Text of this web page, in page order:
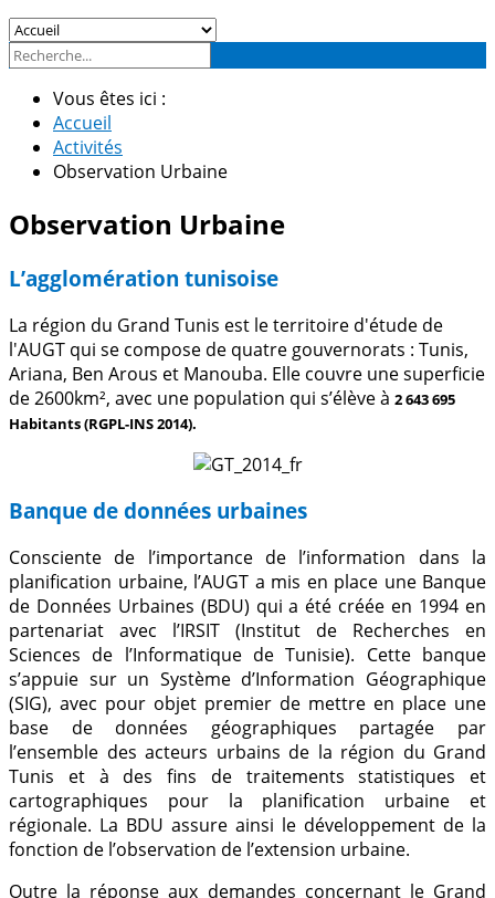
Vous êtes ici :
Accueil
Activités
Observation Urbaine
Observation Urbaine
L’agglomération tunisoise
La région du Grand Tunis est le territoire d'étude de
l'AUGT qui se compose de quatre gouvernorats : Tunis,
Ariana, Ben Arous et Manouba. Elle couvre une superficie
de 2600km², avec une population qui s’élève à 2 643 695
Habitants (RGPL-INS 2014).
Banque de données urbaines
Consciente de l’importance de l’information dans la
planification urbaine, l’AUGT a mis en place une Banque
de Données Urbaines (BDU) qui a été créée en 1994 en
partenariat avec l’IRSIT (Institut de Recherches en
Sciences de l’Informatique de Tunisie). Cette banque
s’appuie sur un Système d’Information Géographique
(SIG), avec pour objet premier de mettre en place une
base de données géographiques partagée par
l’ensemble des acteurs urbains de la région du Grand
Tunis et à des fins de traitements statistiques et
cartographiques pour la planification urbaine et
régionale. La BDU assure ainsi le développement de la
fonction de l’observation de l’extension urbaine.
Outre la réponse aux demandes concernant le Grand